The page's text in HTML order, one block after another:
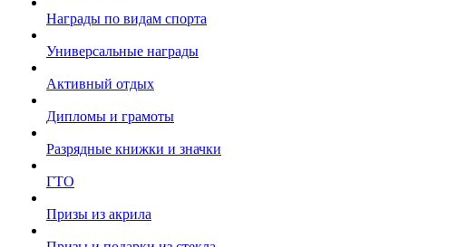
Награды по видам спорта
Универсальные награды
Активный отдых
Дипломы и грамоты
Разрядные книжки и значки
ГТО
Призы из акрила